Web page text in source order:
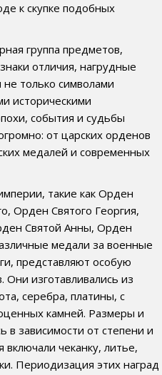
к скупке подобных
группа предметов,
отличия, нагрудные
только символами
историческими
события и судьбы
от царских орденов
медалей и современных
такие как Орден
Орден Святого Георгия,
Святой Анны, Орден
медали за военные
представляют особую
Они изготавливались из
серебра, платины, с
камней. Размеры и
зависимости от степени и
включали чеканку, литье,
Периодизация этих наград